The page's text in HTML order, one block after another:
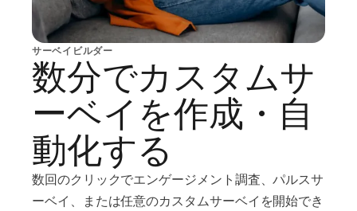
サーベイビルダー
数分でカスタムサ
ーベイを作成・自
動化する
数回のクリックでエンゲージメント調査、パルスサ
ーベイ、または任意のカスタムサーベイを開始でき